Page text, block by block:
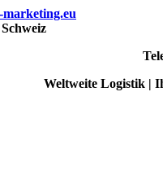
Weltweite Logistik |